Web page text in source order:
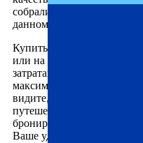
собрали всю
данном направлении,
Купить билет Новая
или на сайте онлайн с
затратами времени. Мы
максимально комфортной,
видите, с нами
путешествовать.
бронирования на сайте и
Ваше удобство – наша